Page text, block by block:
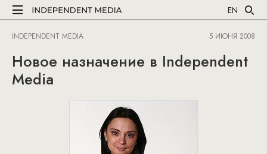
EN
INDEPENDENT MEDIA 5 ИЮНЯ 2008
Новое назначение в Independent
Media